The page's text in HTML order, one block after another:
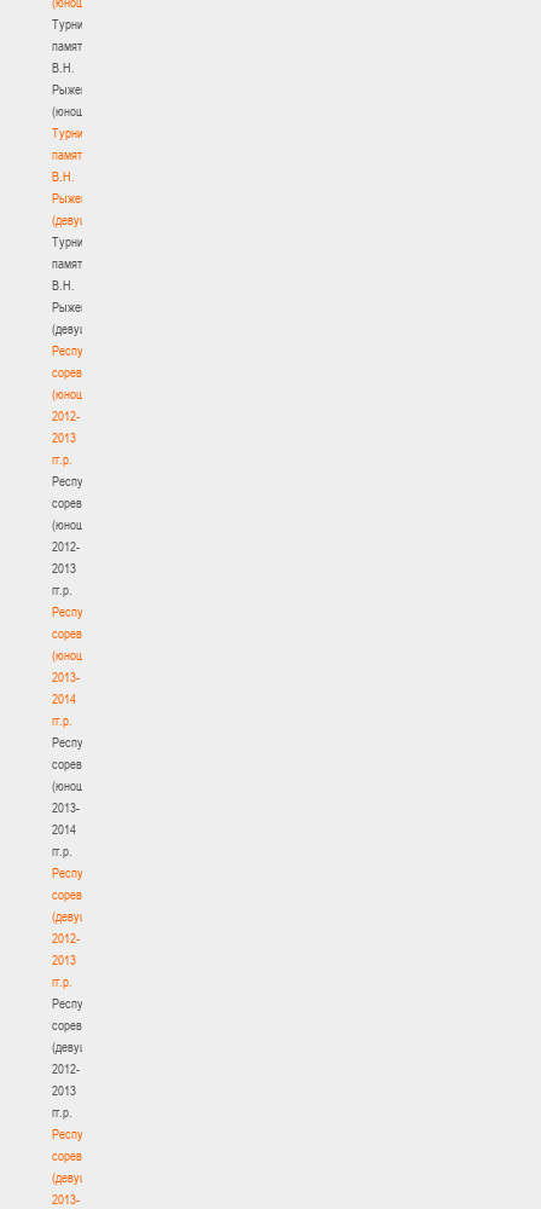
Турнир
памяти
В.Н.
Рыженкова
(юноши)
Турнир
памяти
В.Н.
Рыженкова
(девушки)
Турнир
памяти
В.Н.
Рыженкова
(девушки)
Республиканские
соревнования
(юноши)
2012-
2013
гг.р.
Республиканские
соревнования
(юноши)
2012-
2013
гг.р.
Республиканские
соревнования
(юноши)
2013-
2014
гг.р.
Республиканские
соревнования
(юноши)
2013-
2014
гг.р.
Республиканские
соревнования
(девушки)
2012-
2013
гг.р.
Республиканские
соревнования
(девушки)
2012-
2013
гг.р.
Республиканские
соревнования
(девушки)
2013-